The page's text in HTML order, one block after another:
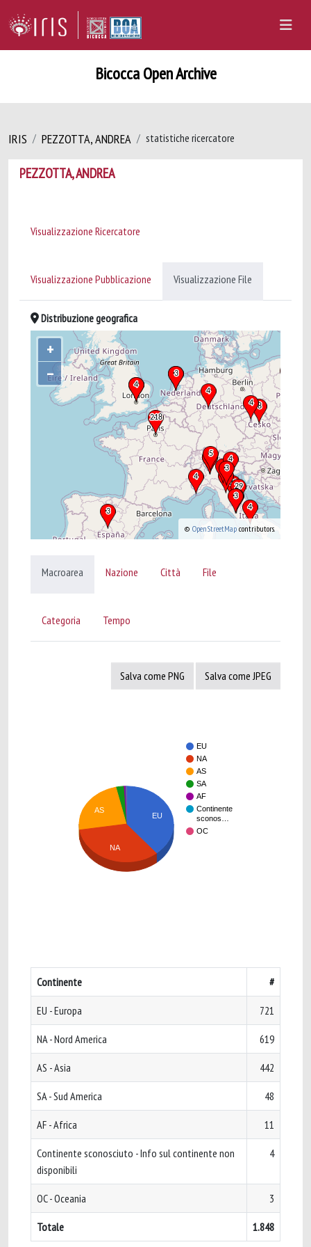
Bicocca Open Archive
IRIS PEZZOTTA, ANDREA statistiche ricercatore
PEZZOTTA, ANDREA
Visualizzazione Ricercatore
Visualizzazione Pubblicazione Visualizzazione File
Distribuzione geografica
+
–
© OpenStreetMap contributors.
Macroarea Nazione Città File
Categoria Tempo
Salva come PNG Salva come JPEG
EU
NA
AS
SA
AF
Continente
sconos…
OC
EU
AS
NA
Continente #
EU - Europa 721
NA - Nord America 619
AS - Asia 442
SA - Sud America 48
AF - Africa 11
Continente sconosciuto - Info sul continente non
disponibili
4
OC - Oceania 3
Totale 1.848